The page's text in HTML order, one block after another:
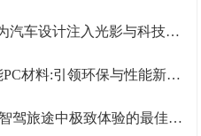
计注入光影与科技感的创新材料
材料:引领环保与性能新高度
旅途中极致体验的最佳保障